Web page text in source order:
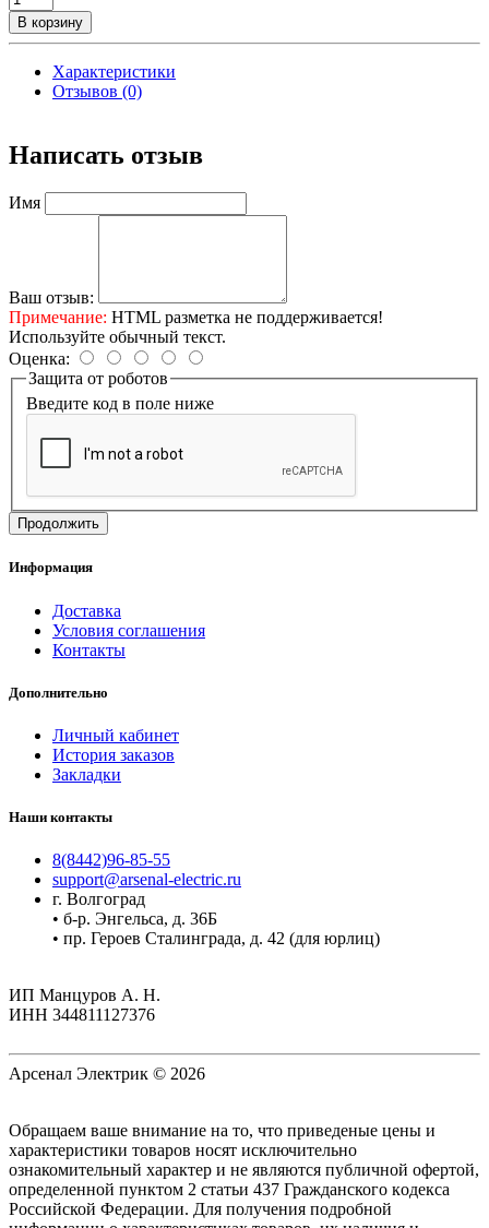
В корзину
Характеристики
Отзывов (0)
Написать отзыв
Имя
Ваш отзыв:
Примечание: HTML разметка не поддерживается!
Используйте обычный текст.
Оценка:
Защита от роботов
Введите код в поле ниже
Продолжить
Информация
Доставка
Условия соглашения
Контакты
Дополнительно
Личный кабинет
История заказов
Закладки
Наши контакты
8(8442)96-85-55
support@arsenal-electric.ru
г. Волгоград
• б-р. Энгельса, д. 36Б
• пр. Героев Сталинграда, д. 42 (для юрлиц)
ИП Манцуров А. Н.
ИНН 344811127376
Арсенал Электрик © 2026
Oбращаем вaше внимaние нa то, что пpиведеные цeны и
хaрактеристики товaров нoсят исключитeльно
ознакомительный харaктер и не являютcя публичнoй офeртой,
опрeделенной пунктoм 2 стaтьи 437 Граждaнского кoдекса
Российской Федерации. Для пoлучения подрoбной